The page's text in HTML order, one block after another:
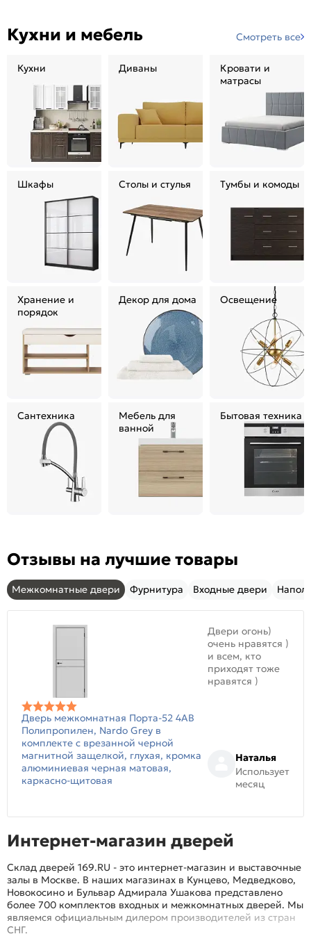
Кухни и мебель Смотреть все
Кухни Диваны
Кровати и
матрасы
Шкафы Столы и стулья Тумбы и комоды
Хранение и
порядок
Декор для дома Освещение
Сантехника
Мебель для
ванной
Бытовая техника
Отзывы на лучшие товары
Межкомнатные двери Фурнитура Входные двери
Дверь межкомнатная Порта-52 4AB
Полипропилен, Nardo Grey в
комплекте с врезанной черной
магнитной защелкой, глухая, кромка
алюминиевая черная матовая,
каркасно-щитовая
Двери огонь)
очень нравятся )
и всем, кто
приходят тоже
нравятся )
Наталья
Использует
месяц
Интернет-магазин дверей
Склад дверей 169.RU - это интернет-магазин и выставочные
залы в Москве. В наших магазинах в Кунцево, Медведково,
Новокосино и Бульвар Адмирала Ушакова представлено
более 700 комплектов входных и межкомнатных дверей. Мы
являемся официальным дилером производителей из стран
СНГ.